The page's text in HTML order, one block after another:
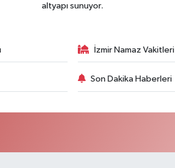
altyapı sunuyor.
İzmir Namaz Vakitleri
Son Dakika Haberleri